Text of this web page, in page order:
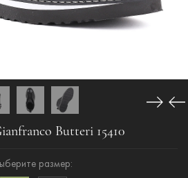
Butteri 15410
размер: